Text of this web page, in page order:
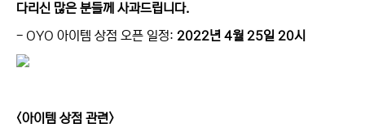
다리신 많은 분들께 사과드립니다.
- OYO 아이템 상점 오픈 일정: 2022년 4월 25일 20시
<아이템 상점 관련>